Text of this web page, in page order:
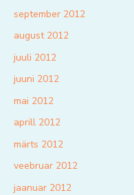
september 2012
august 2012
juuli 2012
juuni 2012
mai 2012
aprill 2012
märts 2012
veebruar 2012
jaanuar 2012